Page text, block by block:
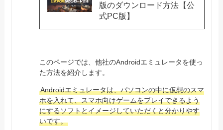
版のダウンロード方法【公
式PC版】
このページでは、他社のAndroidエミュレータを使っ
た方法を紹介します。
Androidエミュレータは、パソコンの中に仮想のスマ
ホを入れて、スマホ向けゲームをプレイできるよう
にするソフトとイメージしていただくと分かりやす
いです。